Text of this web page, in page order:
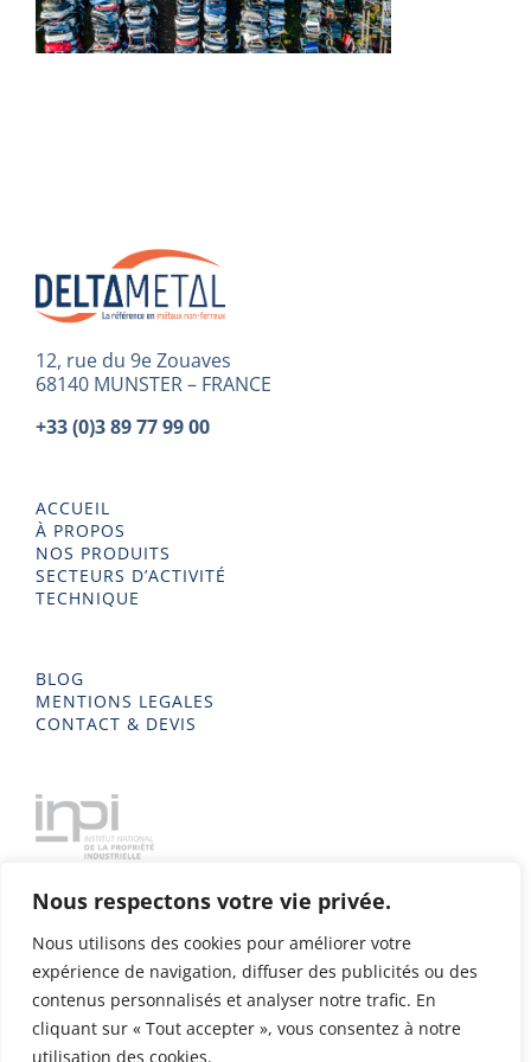
Nous respectons votre vie privée.
Nous utilisons des cookies pour améliorer votre
expérience de navigation, diffuser des publicités ou des
contenus personnalisés et analyser notre trafic. En
cliquant sur « Tout accepter », vous consentez à notre
utilisation des cookies.
12, rue du 9e Zouaves
68140 MUNSTER – FRANCE
+33 (0)3 89 77 99 00
ACCUEIL
À PROPOS
NOS PRODUITS
SECTEURS D’ACTIVITÉ
TECHNIQUE
BLOG
MENTIONS LEGALES
CONTACT & DEVIS